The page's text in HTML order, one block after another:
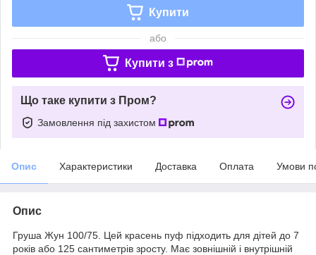
Купити
або
Купити з
Що таке купити з Пром?
Замовлення під захистом
Опис Характеристики Доставка Оплата Умови
Опис
Груша Жун 100/75. Цей красень пуф підходить для дітей до 7
років або 125 сантиметрів зросту. Має зовнішній і внутрішній